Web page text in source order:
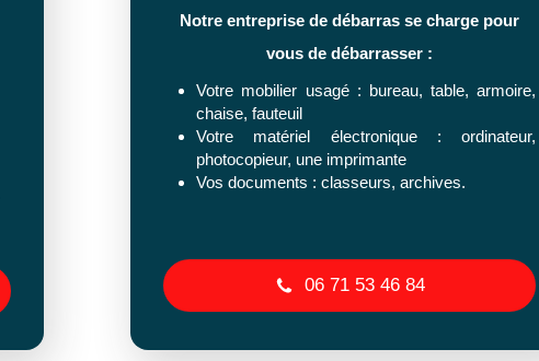
Notre entreprise de débarras se charge pour
vous de débarrasser :
Votre mobilier usagé : bureau, table, armoire,
chaise, fauteuil
Votre matériel électronique : ordinateur,
photocopieur, une imprimante
Vos documents : classeurs, archives.
06 71 53 46 84